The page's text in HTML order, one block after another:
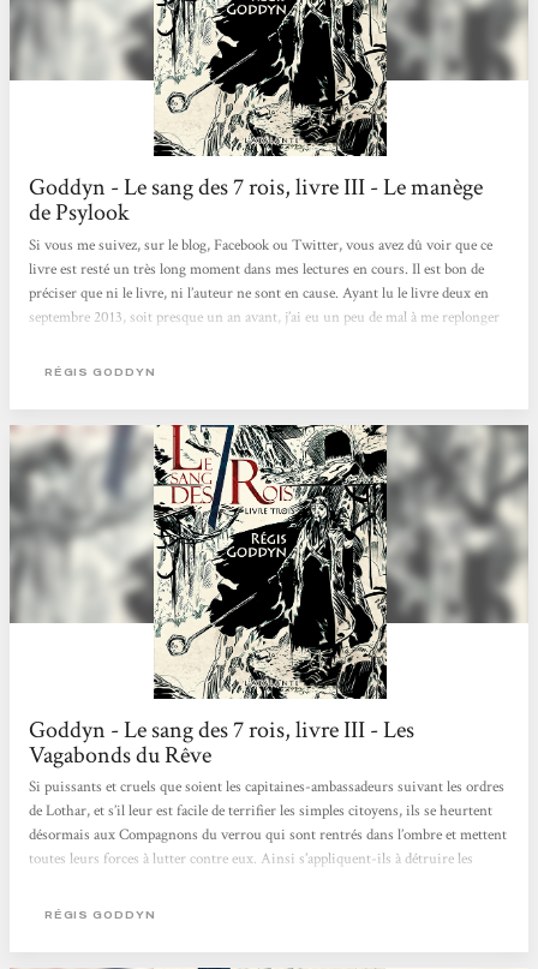
Goddyn - Le sang des 7 rois, livre III - Le manège
de Psylook
Si vous me suivez, sur le blog, Facebook ou Twitter, vous avez dû voir que ce
livre est resté un très long moment dans mes lectures en cours. Il est bon de
préciser que ni le livre, ni l’auteur ne sont en cause. Ayant lu le livre deux en
septembre 2013, soit presque un an avant, j’ai eu un peu de mal à me replonger
a bien aidé à me repérer, il n’y avait malheureusement pas assez de détails pour
dense, pratiquement...
RÉGIS GODDYN
Goddyn - Le sang des 7 rois, livre III - Les
Vagabonds du Rêve
Si puissants et cruels que soient les capitaines-ambassadeurs suivant les ordres
de Lothar, et s’il leur est facile de terrifier les simples citoyens, ils se heurtent
désormais aux Compagnons du verrou qui sont rentrés dans l’ombre et mettent
toutes leurs forces à lutter contre eux. Ainsi s’appliquent-ils à détruire les
Arcédia. Leur intention est en effet de libérer le marquis de Vallade, son
permettre à...
RÉGIS GODDYN